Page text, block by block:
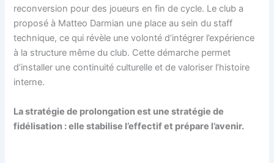
reconversion pour des joueurs en fin de cycle. Le club a
proposé à Matteo Darmian une place au sein du staff
technique, ce qui révèle une volonté d’intégrer l’expérience
à la structure même du club. Cette démarche permet
d’installer une continuité culturelle et de valoriser l’histoire
interne.
La stratégie de prolongation est une stratégie de
fidélisation : elle stabilise l’effectif et prépare l’avenir.